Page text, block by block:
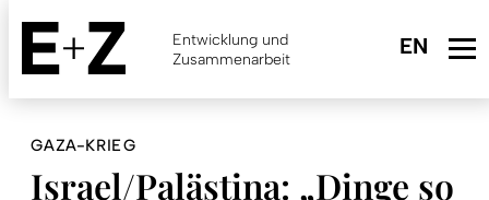
Skip
main
content
Entwicklung und
Zusammenarbeit
GAZA-KRIEG
Israel/Palästina: „Dinge so